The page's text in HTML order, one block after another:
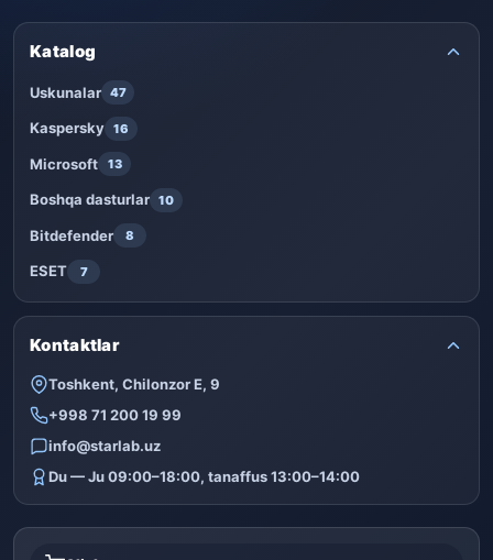
Katalog
Uskunalar 47
Kaspersky 16
Microsoft 13
Boshqa dasturlar 10
Bitdefender 8
ESET 7
Kontaktlar
Toshkent, Chilonzor E, 9
+998 71 200 19 99
info@starlab.uz
Du — Ju 09:00–18:00, tanaffus 13:00–14:00